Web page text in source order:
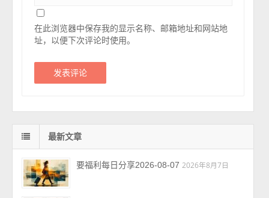
在此浏览器中保存我的显示名称、邮箱地址和网站地
址，以便下次评论时使用。
最新文章
要福利每日分享2026-08-07 2026年8月7日